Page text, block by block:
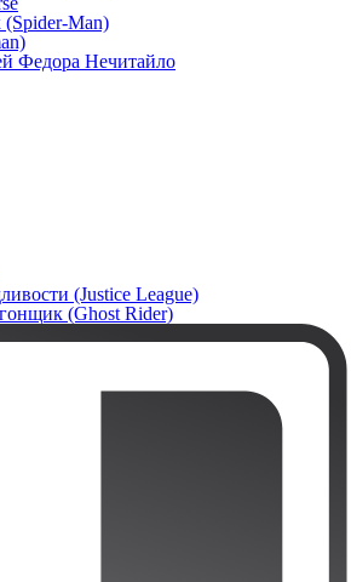
Man)
Федора Нечитайло
(Justice League)
(Ghost Rider)